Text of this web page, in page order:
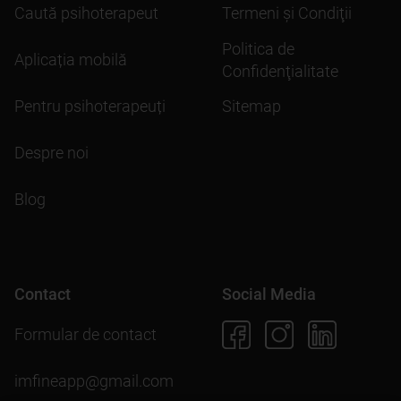
Caută psihoterapeut
Aplicația mobilă
Pentru psihoterapeuți
Despre noi
Blog
Termeni şi Condiţii
Politica de
Confidenţialitate
Sitemap
Contact
Formular de contact
imfineapp@gmail.com
Social Media